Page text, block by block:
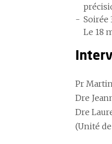
Soirée
Le 18
Pr
Dre
Dre
(Unité